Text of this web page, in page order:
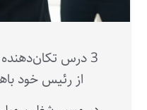
3 درس
از رئیس خود